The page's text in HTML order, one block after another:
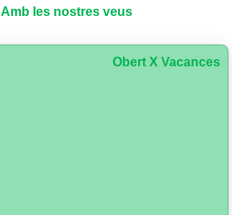
Amb les nostres veus
Obert X Vacances